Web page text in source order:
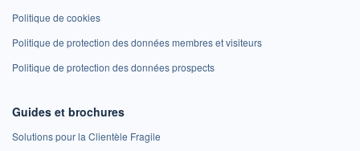
Politique de cookies
Politique de protection des données membres et visiteurs
Politique de protection des données prospects
Guides et brochures
Solutions pour la Clientèle Fragile